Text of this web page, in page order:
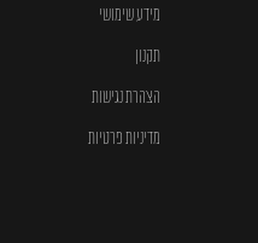
מידע שימושי
תקנון
הצהרת נגישות
מדיניות פרטיות